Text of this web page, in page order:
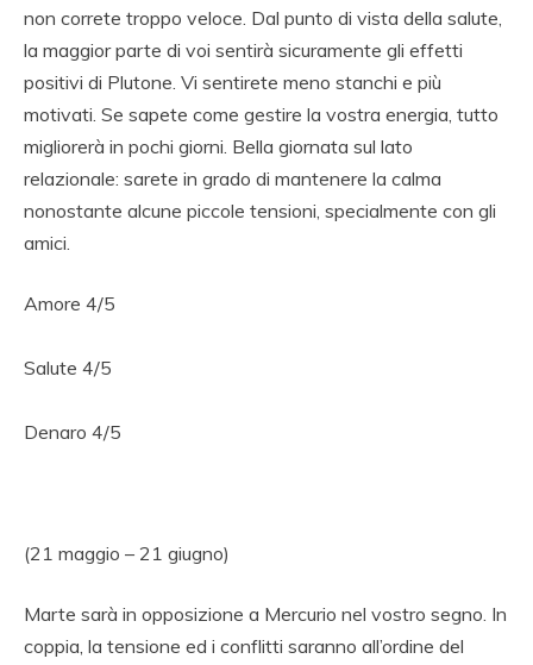
non correte troppo veloce. Dal punto di vista della salute,
la maggior parte di voi sentirà sicuramente gli effetti
positivi di Plutone. Vi sentirete meno stanchi e più
motivati. Se sapete come gestire la vostra energia, tutto
migliorerà in pochi giorni. Bella giornata sul lato
relazionale: sarete in grado di mantenere la calma
nonostante alcune piccole tensioni, specialmente con gli
amici.
Amore 4/5
Salute 4/5
Denaro 4/5
(21 maggio – 21 giugno)
Marte sarà in opposizione a Mercurio nel vostro segno. In
coppia, la tensione ed i conflitti saranno all’ordine del